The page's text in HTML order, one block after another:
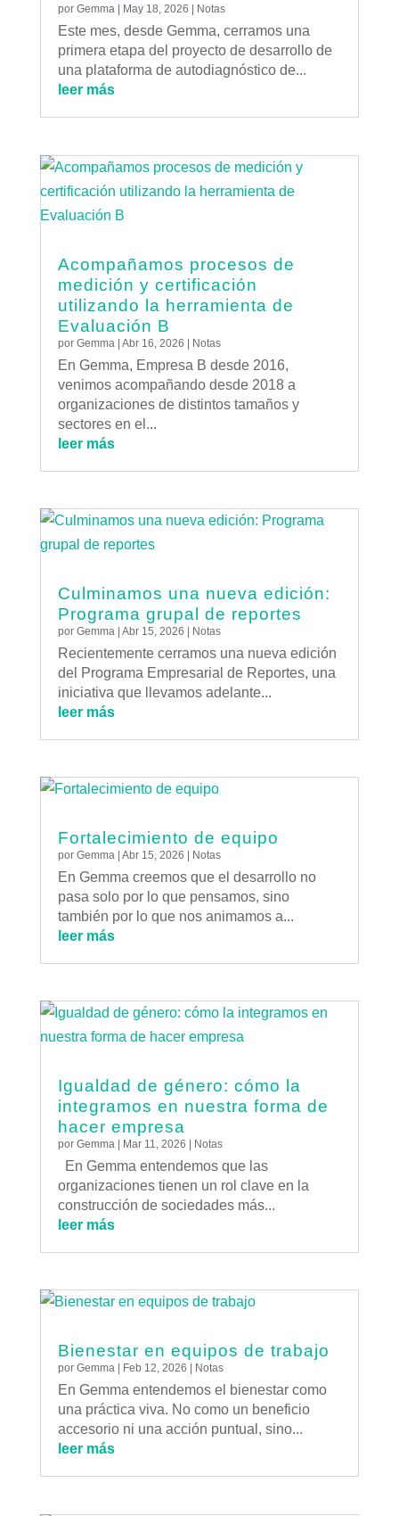
por Gemma| May 18, 2026 Notas
Este mes, desde Gemma, cerramos una
primera etapa del proyecto de desarrollo de
una plataforma de autodiagnóstico de...
leer más
Acompañamos procesos de
medición y certificación
utilizando la herramienta de
Evaluación B
por Gemma | Abr 16, 2026 | Notas
En Gemma, Empresa B desde 2016,
venimos acompañando desde 2018 a
organizaciones de distintos tamaños y
sectores en el...
leer más
Culminamos una nueva edición:
Programa grupal de reportes
por Gemma| Abr 15, 2026 | Notas
Recientemente cerramos una nueva edición
del Programa Empresarial de Reportes, una
iniciativa que llevamos adelante...
leer más
Fortalecimiento de equipo
por Gemma| Abr 15, 2026 Notas
En Gemma creemos que el desarrollo no
pasa solo por lo que pensamos, sino
también por lo que nos animamos a...
leer más
Igualdad de género: cómo la
integramos en nuestra forma de
hacer empresa
por Gemma| Mar 11, 2026 Notas
En Gemma entendemos que las
organizaciones tienen un rol clave en la
construcción de sociedades más...
leer más
Bienestar en equipos de trabajo
por Gemma| Feb 12, 2026 Notas
En Gemma entendemos el bienestar como
una práctica viva. No como un beneficio
accesorio ni una acción puntual, sino...
leer más